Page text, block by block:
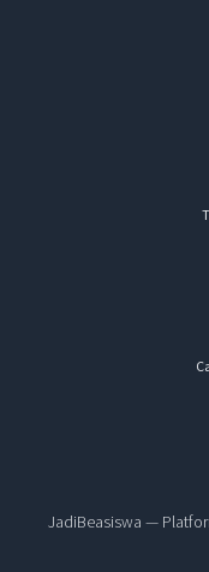
JadiBeasiswa —